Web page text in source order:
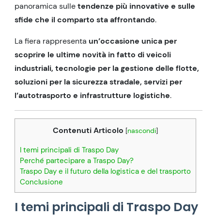
panoramica sulletendenze più innovative e sulle
sfide che il comparto sta affrontando.
La fiera rappresenta un’occasione unica per
scoprire le ultime novità in fatto di veicoli
industriali, tecnologie per la gestione delle flotte,
soluzioni per la sicurezza stradale, servizi per
l’autotrasporto e infrastrutture logistiche.
Contenuti Articolo [nascondi]
I temi principali di Traspo Day
Perché partecipare a Traspo Day?
Traspo Day e il futuro della logistica e del trasporto
Conclusione
I temi principali di Traspo Day